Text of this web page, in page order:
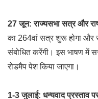
27 जून: राज्यसभा सत्र और
का 264वां सत्र शुरू होगा और
संबोधित करेंगी। इस भाषण में
रोडमैप पेश किया जाएगा।
1-3 जुलाई: धन्यवाद प्रस्ताव पर